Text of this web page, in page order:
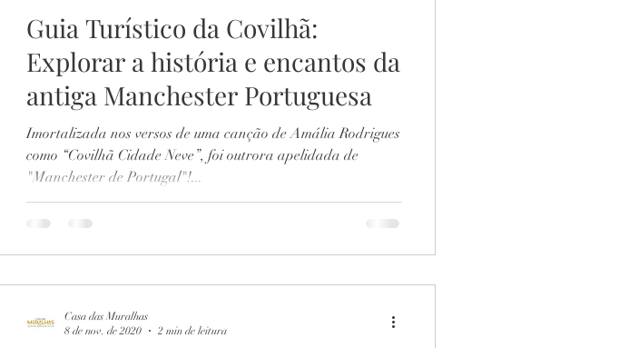
Guia Turístico da Covilhã:
Explorar a história e encantos da
antiga Manchester Portuguesa
Imortalizada nos versos de uma canção de Amália Rodrigues
como “Covilhã Cidade Neve”, foi outrora apelidada de
"Manchester de Portugal"!...
Casa das Muralhas
8 de nov. de 2020
2 min de leitura